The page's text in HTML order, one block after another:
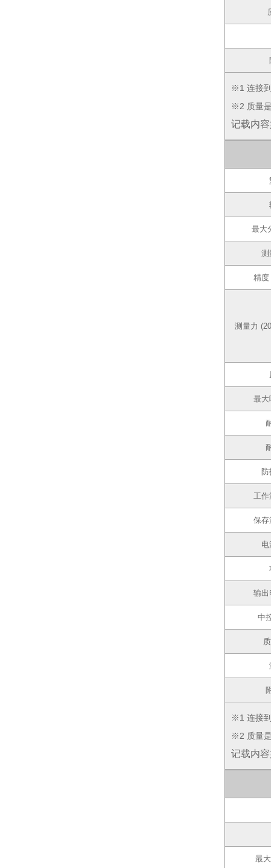
※1 连接
※2 质量
记载内
※1 连接
※2 质量
记载内
最大
测
精度
测量力
最大
工
保存
输出
中
最